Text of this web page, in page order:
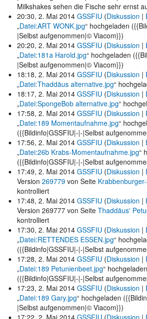
Milkshakes sehen die Fische sehr ernst
20:30, 2. Mai 2014 GSSFIU (Diskussion |
„Datei:ART WONK.jpg“ hochgeladen
|Selbst aufgenommen|© Viacom}})
20:20, 2. Mai 2014 GSSFIU (Diskussion |
„Datei:181a Harold.jpg“ hochgeladen
|Selbst aufgenommen|© Viacom}})
18:18, 2. Mai 2014 GSSFIU (Diskussion |
„Datei:Thaddäus alternative.jpg“
18:17, 2. Mai 2014 GSSFIU (Diskussion |
„Datei:SpongeBob alternative.jpg“
17:58, 2. Mai 2014 GSSFIU (Diskussion |
„Datei:189 Momentaufnahme.jpg“
({{Bildinfo|GSSFIU|-|-|Selbst
17:56, 2. Mai 2014 GSSFIU (Diskussion |
„Datei:26b Krabs-Momentaufnahme.jpg“
({{Bildinfo|GSSFIU|-|-|Selbst
17:49, 2. Mai 2014 GSSFIU (Diskussion |
Version 269779 von Seite
kontrolliert
17:48, 2. Mai 2014 GSSFIU (Diskussion |
Version 269777 von Seite Thaddäus'
kontrolliert
17:30, 2. Mai 2014 GSSFIU (Diskussion |
„Datei:RETTENDES ESSEN.jpg“
({{Bildinfo|GSSFIU|-|-|Selbst
17:28, 2. Mai 2014 GSSFIU (Diskussion |
„Datei:189 Petunienbeet.jpg“ hochgeladen
({{Bildinfo|GSSFIU|-|-|Selbst
17:23, 2. Mai 2014 GSSFIU (Diskussion |
„Datei:189 Gary.jpg“ hochgeladen
|Selbst aufgenommen|© Viacom}})